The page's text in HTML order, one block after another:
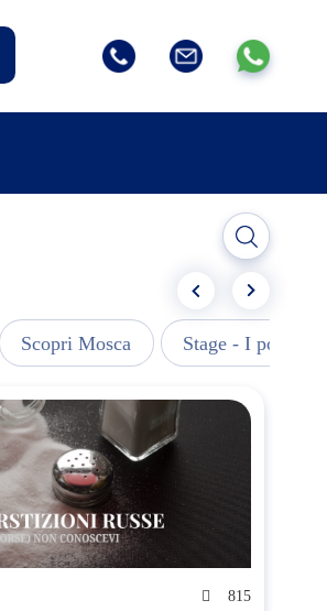
Scopri Mosca Stage - I post più
815